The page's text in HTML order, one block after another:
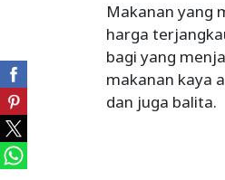
Makanan yang
harga
bagi yang
makanan kaya
dan juga balita.